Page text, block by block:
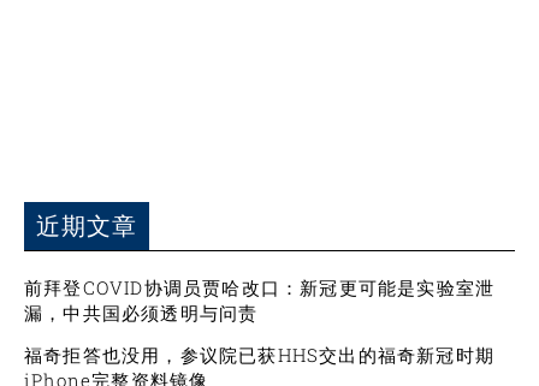
近期文章
前拜登COVID协调员贾哈改口：新冠更可能是实验室泄
漏，中共国必须透明与问责
福奇拒答也没用，参议院已获HHS交出的福奇新冠时期
iPhone完整资料镜像